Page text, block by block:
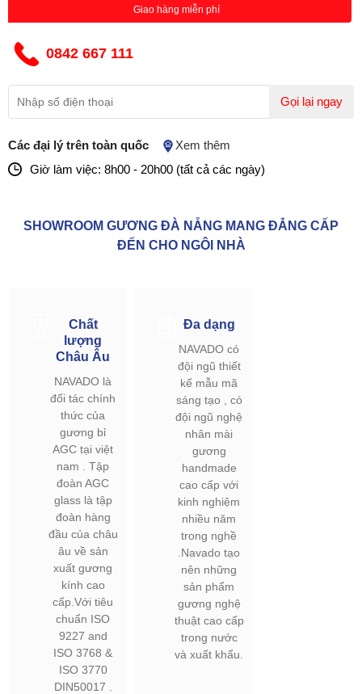
Giao hàng miễn phí
0842 667 111
Gọi lại ngay
Các đại lý trên toàn quốc
Xem thêm
Giờ làm việc: 8h00 - 20h00 (tất cả các ngày)
SHOWROOM GƯƠNG ĐÀ NẴNG MANG ĐẲNG CẤP
ĐẾN CHO NGÔI NHÀ
Chất
lượng
Châu Âu
NAVADO là
đối tác chính
thức của
gương bỉ
AGC tại việt
nam . Tập
đoàn AGC
glass là tập
đoàn hàng
đầu của châu
âu về sản
xuất gương
kính cao
cấp.Với tiêu
chuẩn ISO
9227 and
ISO 3768 &
ISO 3770
DIN50017 .
Đa dạng
NAVADO có
đội ngũ thiết
kế mẫu mã
sáng tạo , có
đội ngũ nghệ
nhân mài
gương
handmade
cao cấp với
kinh nghiệm
nhiều năm
trong nghề
.Navado tạo
nên những
sản phẩm
gương nghệ
thuật cao cấp
trong nước
và xuất khẩu.